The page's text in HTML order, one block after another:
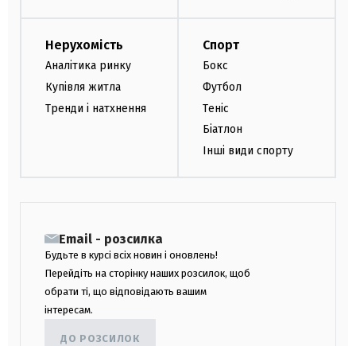
Нерухомість
Аналітика ринку
Купівля житла
Тренди і натхнення
Спорт
Бокс
Футбол
Теніс
Біатлон
Інші види спорту
Email - розсилка
Будьте в курсі всіх новин і оновлень!
Перейдіть на сторінку наших розсилок, щоб
обрати ті, що відповідають вашим
інтересам.
ДО РОЗСИЛОК